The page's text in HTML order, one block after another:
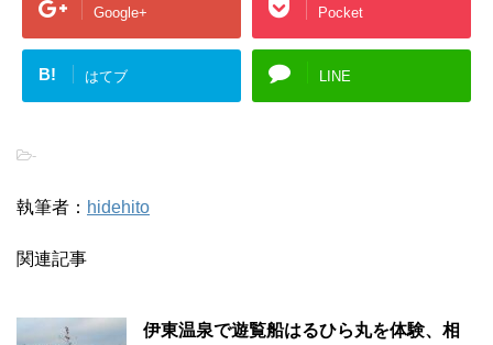
Google+ Pocket
B! はてブ LINE
-
執筆者： hidehito
関連記事
伊東温泉で遊覧船はるひら丸を体験、相